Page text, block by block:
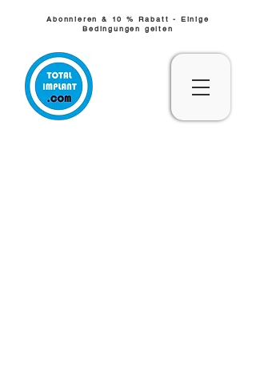
Abonnieren & 10 % Rabatt - Einige
Bedingungen gelten